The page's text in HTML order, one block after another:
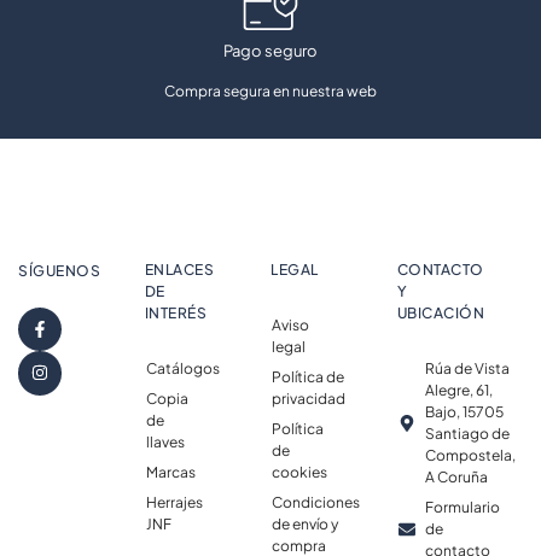
Pago seguro
Compra segura en nuestra web
SÍGUENOS
ENLACES
DE
INTERÉS
Catálogos
Copia
de
llaves
Marcas
Herrajes
JNF
LEGAL
Aviso
legal
Política de
privacidad
Política
de
cookies
Condiciones
de envío y
compra
CONTACTO
Y
UBICACIÓN
Rúa de Vista
Alegre, 61,
Bajo, 15705
Santiago de
Compostela,
A Coruña
Formulario
de
contacto